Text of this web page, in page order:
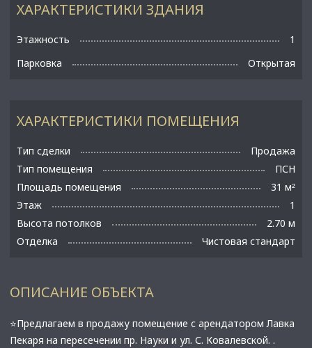
ХАРАКТЕРИСТИКИ ПОМЕЩЕНИЯ
Тип сделки
Продажа
Тип помещения
ПСН
Площадь помещения
31 м²
Этаж
1
Высота потолков
2.70 м
Отделка
Чистовая стандарт
ХАРАКТЕРИСТИКИ ЗДАНИЯ
Этажность
1
Парковка
Открытая
ОПИСАНИЕ ОБЪЕКТА
⭐Предлагаем в продажу помещение с арендатором Лавка
Пекаря нa пеpесeчeнии пp. Haуки и ул. С. Ковалeвской. .